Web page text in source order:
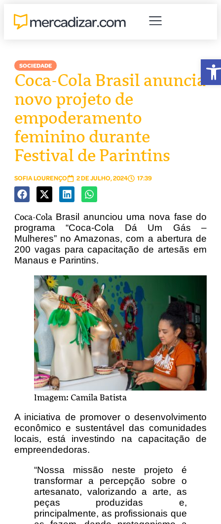
SOCIEDADE
Coca-Cola Brasil anuncia
novo projeto de
empoderamento
feminino durante
Festival de Parintins
SOFIA LOURENÇO 2 DE JULHO, 2024 17:39
Coca-Cola Brasil anunciou uma nova fase do
programa “Coca-Cola Dá Um Gás –
Mulheres” no Amazonas, com a abertura de
200 vagas para capacitação de artesãs em
Manaus e Parintins.
Imagem: Camila Batista
A iniciativa de promover o desenvolvimento
econômico e sustentável das comunidades
locais, está investindo na capacitação de
empreendedoras.
“Nossa missão neste projeto é
transformar a percepção sobre o
artesanato, valorizando a arte, as
peças produzidas e,
principalmente, as profissionais que